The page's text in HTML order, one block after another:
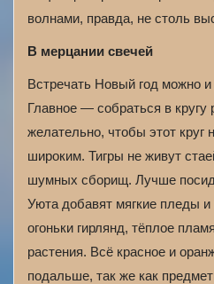
волнами, правда, не столь
В мерцании свечей
Встречать Новый год можно и
Главное — собраться в кругу
желательно, чтобы этот
широким. Тигры не живут
шумных сборищ. Лучше
Уюта добавят мягкие пледы
огоньки гирлянд, тёплое
растения. Всё красное и
подальше, так же как